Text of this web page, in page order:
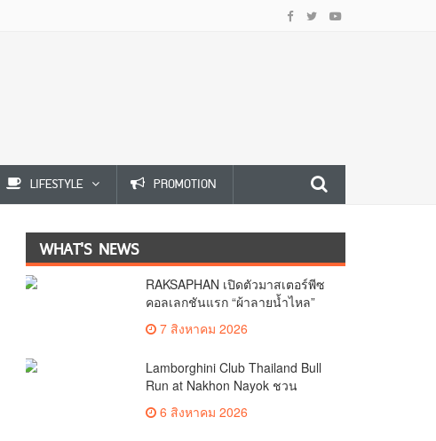
LIFESTYLE PROMOTION
WHAT'S NEWS
RAKSAPHAN เปิดตัวมาสเตอร์พีซ
คอลเลกชันแรก “ผ้าลายน้ำไหล”
ยกระดับภูมิปัญญาท้องถิ่นสู่งาน
ศิลป์ระดับสากล
7 สิงหาคม 2026
Lamborghini Club Thailand Bull
Run at Nakhon Nayok ชวน
คาราวานกระทิงดุ สัมผัสธรรมชาติ
เมืองรอง ณ นครนายก
6 สิงหาคม 2026